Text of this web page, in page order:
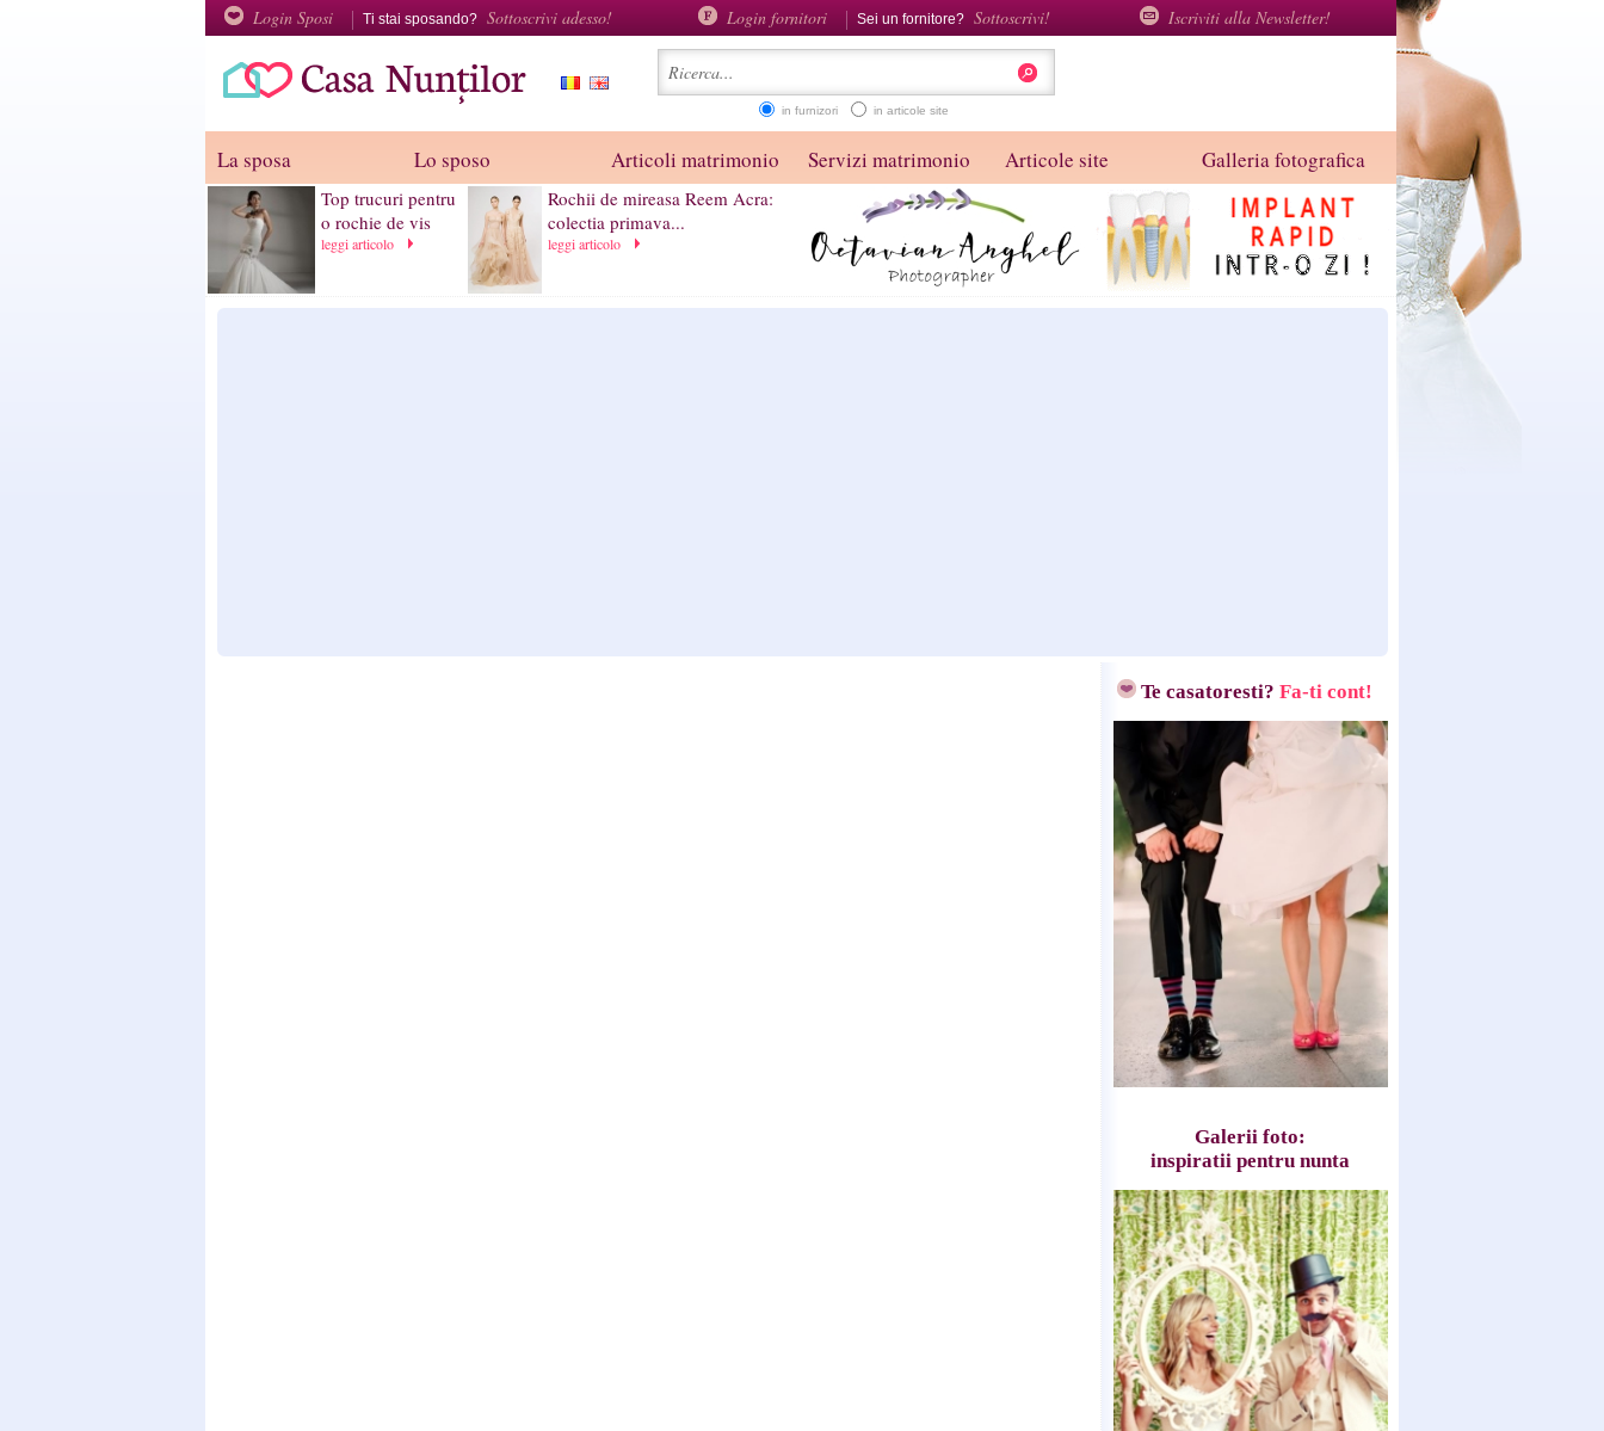
Login Sposi Ti stai sposando? Sottoscrivi adesso! Login fornitori Sei un fornitore? Sottoscrivi! Iscriviti alla Newsletter!
in furnizori in articole site
La sposa Lo sposo Articoli matrimonio Servizi matrimonio Articole site Galleria fotografica
Top trucuri pentru
o rochie de vis
leggi articolo
Rochii de mireasa Reem Acra:
colectia primava...
leggi articolo
Te casatoresti? Fa-ti cont!
Galerii foto:
inspiratii pentru nunta